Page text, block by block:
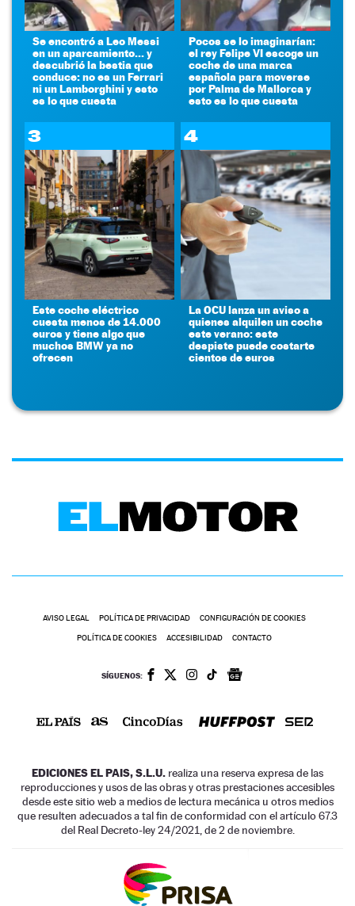
Se encontró a Leo Messi
en un aparcamiento... y
descubrió la bestia que
conduce: no es un Ferrari
ni un Lamborghini y esto
es lo que cuesta
Pocos se lo imaginarían:
el rey Felipe VI escoge un
coche de una marca
española para moverse
por Palma de Mallorca y
esto es lo que cuesta
3
Este coche eléctrico
cuesta menos de 14.000
euros y tiene algo que
muchos BMW ya no
ofrecen
4
La OCU lanza un aviso a
quienes alquilen un coche
este verano: este
despiste puede costarte
cientos de euros
AVISO LEGAL POLÍTICA DE PRIVACIDAD CONFIGURACIÓN DE COOKIES
POLÍTICA DE COOKIES ACCESIBILIDAD CONTACTO
SÍGUENOS:
EDICIONES EL PAIS, S.L.U. realiza una reserva expresa de las
reproducciones y usos de las obras y otras prestaciones accesibles
desde este sitio web a medios de lectura mecánica u otros medios
que resulten adecuados a tal fin de conformidad con el artículo 67.3
del Real Decreto-ley 24/2021, de 2 de noviembre.